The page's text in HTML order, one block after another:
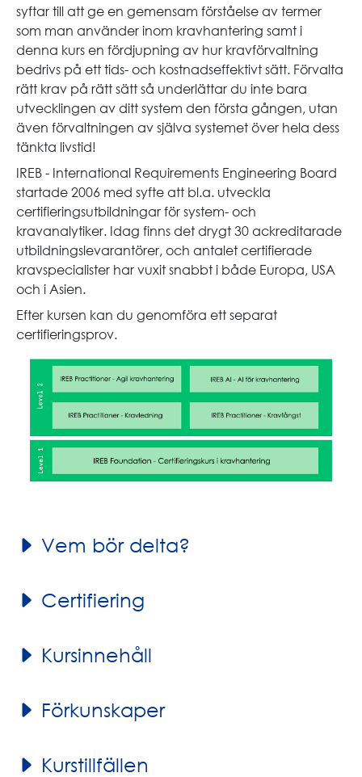
syftar till att ge en gemensam förståelse av termer
som man använder inom kravhantering samt i
denna kurs en fördjupning av hur kravförvaltning
bedrivs på ett tids- och kostnadseffektivt sätt. Förvalta
rätt krav på rätt sätt så underlättar du inte bara
utvecklingen av ditt system den första gången, utan
även förvaltningen av själva systemet över hela dess
tänkta livstid!
IREB - International Requirements Engineering Board
startade 2006 med syfte att bl.a. utveckla
certifieringsutbildningar för system- och
kravanalytiker. Idag finns det drygt 30 ackreditarade
utbildningslevarantörer, och antalet certifierade
kravspecialister har vuxit snabbt i både Europa, USA
och i Asien.
Efter kursen kan du genomföra ett separat
certifieringsprov.
Vem bör delta?
Certifiering
Kursinnehåll
Förkunskaper
Kurstillfällen